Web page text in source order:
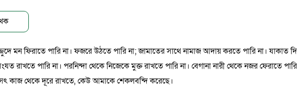
ফিরাতে পারি না। ফজরে উঠতে পারি না; জামাতের সাথে নামাজ আদায় করতে পারি না। যাকাত
রাখতে পারি না। পরনিন্দা থেকে নিজেকে মুক্ত রাখতে পারি না। বেগানা নারী থেকে নজর ফেরাতে
কাজ থেকে দূরে রাখতে, কেউ আমাকে শেকলবন্দি করেছে।